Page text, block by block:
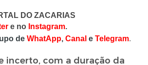
DO ZACARIAS
e no Instagram.
deWhatApp,Canal eTelegram.
incerto, com a duração da